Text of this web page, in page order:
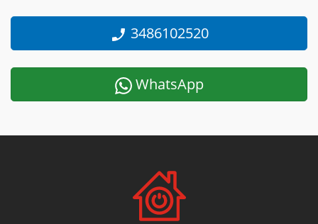
3486102520
WhatsApp